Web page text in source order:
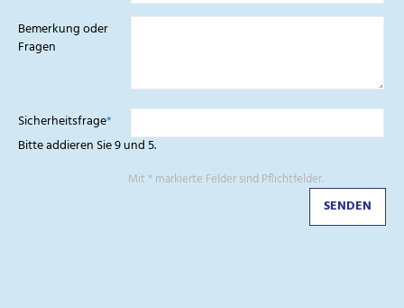
Bemerkung oder
Fragen
Pflichtfeld
Sicherheitsfrage*
Bitte addieren Sie 9 und 5.
Mit * markierte Felder sind Pflichtfelder.
SENDEN